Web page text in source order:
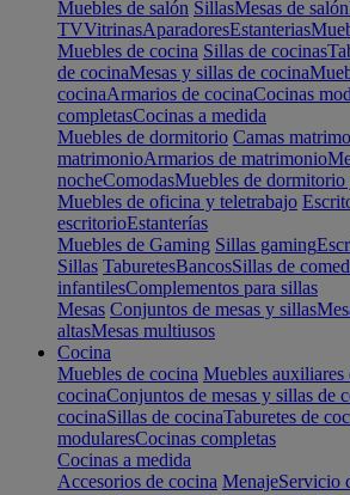
Muebles de salón SillasMesas de salón
TVVitrinasAparadoresEstanterias
Muebles de cocina Sillas de cocinas
de cocinaMesas y sillas de cocina
cocinaArmarios de cocinaCocinas
completasCocinas a medida
Muebles de dormitorio Camas
matrimonioArmarios de matrimonio
nocheComodasMuebles de
Muebles de oficina y teletrabajo
escritorioEstanterías
Muebles de Gaming Sillas gaming
Sillas TaburetesBancosSillas de
infantilesComplementos para sillas
Mesas Conjuntos de mesas y sillas
altasMesas multiusos
Cocina
Muebles de cocina Muebles auxiliares
cocinaConjuntos de mesas y sillas de
cocinaSillas de cocinaTaburetes de
modularesCocinas completas
Cocinas a medida
Accesorios de cocina MenajeServicio